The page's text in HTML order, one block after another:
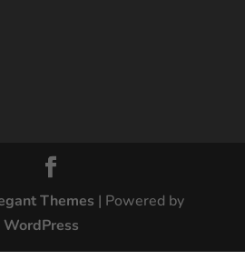
Themes | Powered by
WordPress